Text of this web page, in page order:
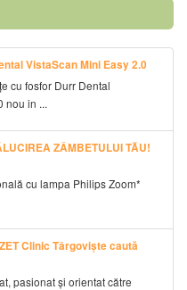
VistaScan Mini Easy 2.0
cu fosfor Durr Dental
nou in ...
ZÂMBETULUI TĂU!
cu lampa Philips Zoom*
Clinic Târgoviște caută
pasionat și orientat către